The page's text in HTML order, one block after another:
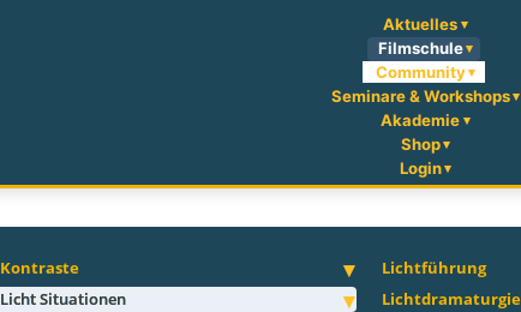
Aktuelles
Filmschule
Community
Seminare & Workshops
Akademie
Shop
Login
Kontraste Lichtführung
Licht Situationen Lichtdramaturgie